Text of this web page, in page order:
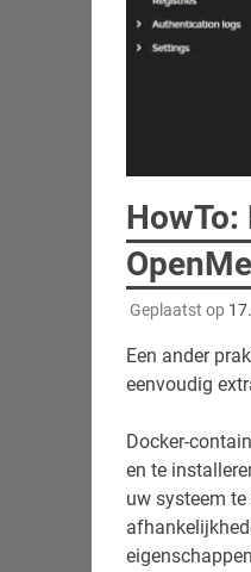
Geplaatst op
Een ander
eenvoudig
Docker-
en te
uw systeem